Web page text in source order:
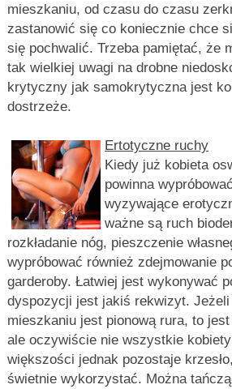
mieszkaniu, od czasu do czasu
zastanowić się co koniecznie chce
się pochwalić. Trzeba pamiętać, że
tak wielkiej uwagi na drobne
krytyczny jak samokrytyczna jest
dostrzeże.
Ertotyczne ruchy
Kiedy już kobieta
powinna
wyzywające
ważne są ruch
rozkładanie nóg, pieszczenie
wypróbować również zdejmowanie
garderoby. Łatwiej jest wykonywać
dyspozycji jest jakiś rekwizyt.
mieszkaniu jest pionową rura, to
ale oczywiście nie wszystkie
większości jednak pozostaje
świetnie wykorzystać. Można